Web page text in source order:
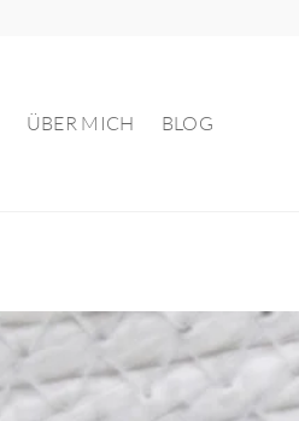
ÜBER MICH BLOG